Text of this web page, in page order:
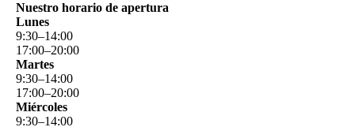
Nuestro horario de apertura
Lunes
9:30–14:00
17:00–20:00
Martes
9:30–14:00
17:00–20:00
Miércoles
9:30–14:00